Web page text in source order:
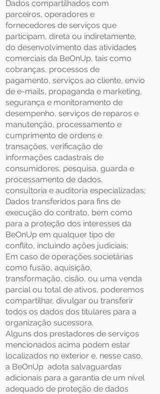
Dados compartilhados com
parceiros, operadores e
fornecedores de serviços que
participam, direta ou indiretamente,
do desenvolvimento das atividades
comerciais da BeOnUp, tais como
cobranças, processos de
pagamento, serviços ao cliente, envio
de e-mails, propaganda e marketing,
segurança e monitoramento de
desempenho, serviços de reparos e
manutenção, processamento e
cumprimento de ordens e
transações, verificação de
informações cadastrais de
consumidores, pesquisa, guarda e
processamento de dados,
consultoria e auditoria especializadas;
Dados transferidos para fins de
execução do contrato, bem como
para a proteção dos interesses da
BeOnUp em qualquer tipo de
conflito, incluindo ações judiciais;
Em caso de operações societárias
como fusão, aquisição,
transformação, cisão, ou uma venda
parcial ou total de ativos, poderemos
compartilhar, divulgar ou transferir
todos os dados dos titulares para a
organização sucessora.
Alguns dos prestadores de serviços
mencionados acima podem estar
localizados no exterior e, nesse caso,
a BeOnUp adota salvaguardas
adicionais para a garantia de um nível
adequado de proteção de dados